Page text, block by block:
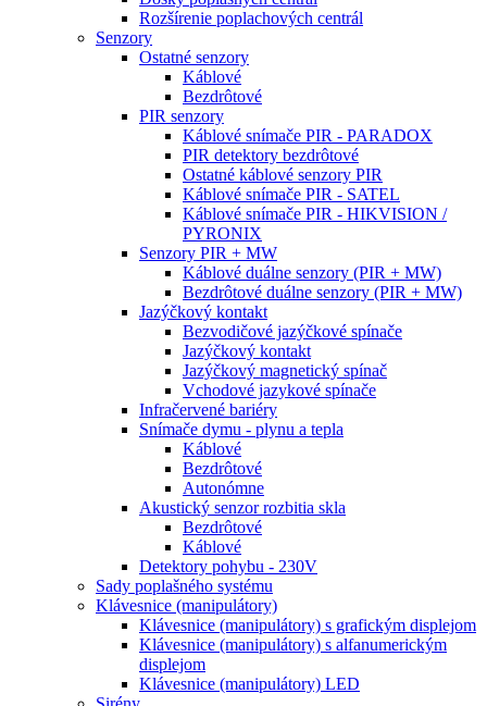
Rozšírenie poplachových centrál
Senzory
Ostatné senzory
Káblové
Bezdrôtové
PIR senzory
Káblové snímače PIR - PARADOX
PIR detektory bezdrôtové
Ostatné káblové senzory PIR
Káblové snímače PIR - SATEL
Káblové snímače PIR - HIKVISION /
PYRONIX
Senzory PIR + MW
Káblové duálne senzory (PIR + MW)
Bezdrôtové duálne senzory (PIR + MW)
Jazýčkový kontakt
Bezvodičové jazýčkové spínače
Jazýčkový kontakt
Jazýčkový magnetický spínač
Vchodové jazykové spínače
Infračervené bariéry
Snímače dymu - plynu a tepla
Káblové
Bezdrôtové
Autonómne
Akustický senzor rozbitia skla
Bezdrôtové
Káblové
Detektory pohybu - 230V
Sady poplašného systému
Klávesnice (manipulátory)
Klávesnice (manipulátory) s grafickým displejom
Klávesnice (manipulátory) s alfanumerickým
displejom
Klávesnice (manipulátory) LED